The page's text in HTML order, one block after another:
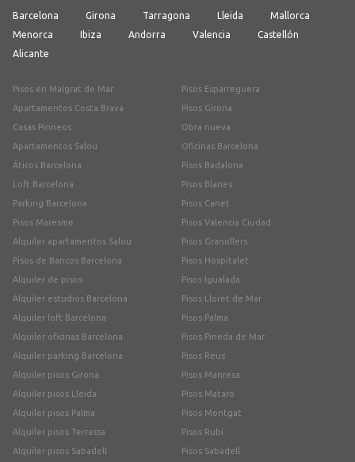
Barcelona Girona Tarragona Lleida
Mallorca
Menorca
Ibiza Andorra Valencia
Castellón
Alicante
Pisos en Malgrat de Mar
Apartamentos Costa Brava
Casas Pirineos
Apartamentos Salou
Áticos Barcelona
Loft Barcelona
Parking Barcelona
Pisos Maresme
Alquiler apartamentos Salou
Pisos de Bancos Barcelona
Alquiler de pisos
Alquiler estudios Barcelona
Alquiler loft Barcelona
Alquiler oficinas Barcelona
Alquiler parking Barcelona
Alquiler pisos Girona
Alquiler pisos Lleida
Alquiler pisos Palma
Alquiler pisos Terrassa
Alquiler pisos Sabadell
Pisos Esparreguera
Pisos Girona
Obra nueva
Oficinas Barcelona
Pisos Badalona
Pisos Blanes
Pisos Canet
Pisos Valencia Ciudad
Pisos Granollers
Pisos Hospitalet
Pisos Igualada
Pisos Lloret de Mar
Pisos Palma
Pisos Pineda de Mar
Pisos Reus
Pisos Manresa
Pisos Mataró
Pisos Montgat
Pisos Rubí
Pisos Sabadell